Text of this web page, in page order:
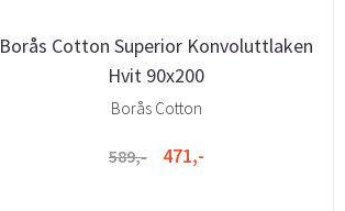
Borås Cotton Superior Konvoluttlaken
Hvit 90x200
Borås Cotton
589,- 471,-